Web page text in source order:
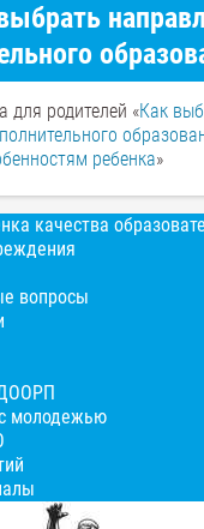
для родителей «Как
ребенка»
качества
вопросы
молодежью